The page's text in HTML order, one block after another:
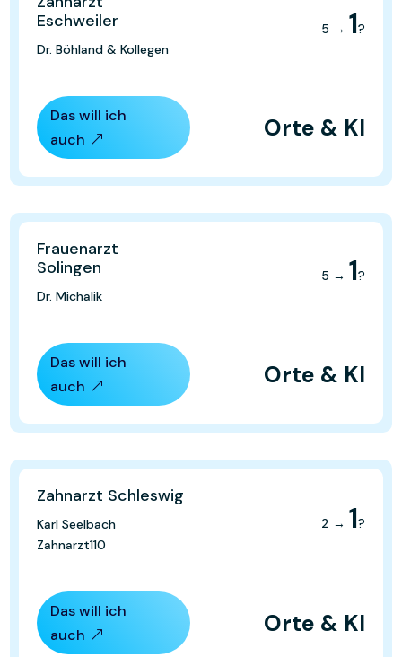
Eschweiler
Dr. Böhland & Kollegen
5 → 1?
Das will ich
auch
Orte & KI
Frauenarzt
Solingen
Dr. Michalik
5 → 1?
Das will ich
auch
Orte & KI
Zahnarzt Schleswig
Karl Seelbach
Zahnarzt110
2 → 1?
Das will ich
auch
Orte & KI